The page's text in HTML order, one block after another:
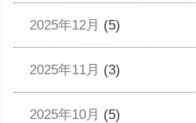
2025年12月 (5)
2025年11月 (3)
2025年10月 (5)